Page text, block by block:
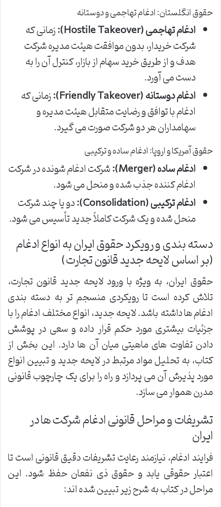
حقوق انگلستان: ادغام تهاجمی و دوستانه
ادغام تهاجمی (Hostile Takeover):
زمانی که
شرکت خریدار، بدون موافقت هیئت مدیره شرکت
هدف و از طریق خرید سهام از بازار، کنترل آن را به
دست می آورد.
ادغام دوستانه (Friendly Takeover):
زمانی که
ادغام با توافق و رضایت متقابل هیئت مدیره و
سهامداران هر دو شرکت صورت می گیرد.
حقوق آمریکا و اروپا: ادغام ساده و ترکیبی
ادغام ساده (Merger):
شرکت ادغام شونده در شرکت
ادغام کننده جذب شده و منحل می شود.
ادغام ترکیبی (Consolidation):
دو یا چند شرکت
منحل شده و یک شرکت کاملاً جدید تأسیس می شود.
دسته بندی و رویکرد حقوق ایران به انواع ادغام
(بر اساس لایحه جدید قانون تجارت)
حقوق ایران، به ویژه با ورود لایحه جدید قانون تجارت،
تلاش کرده است تا رویکردی منسجم تر به دسته بندی
ادغام ها داشته باشد. لایحه جدید، انواع مختلف ادغام را با
جزئیات بیشتری مورد حکم قرار داده و سعی در پوشش
دادن تفاوت های ماهیتی میان آن ها دارد. این بخش از
کتاب، به تحلیل مواد مرتبط در لایحه جدید و تبیین انواع
مورد پذیرش آن می پردازد و راه را برای یک چارچوب قانونی
مدرن هموار می سازد.
تشریفات و مراحل قانونی ادغام شرکت ها در
ایران
فرایند ادغام، نیازمند رعایت تشریفات دقیق قانونی است تا
اعتبار حقوقی یابد و حقوق ذی نفعان حفظ شود. این
مراحل در کتاب به شرح زیر تبیین شده اند: